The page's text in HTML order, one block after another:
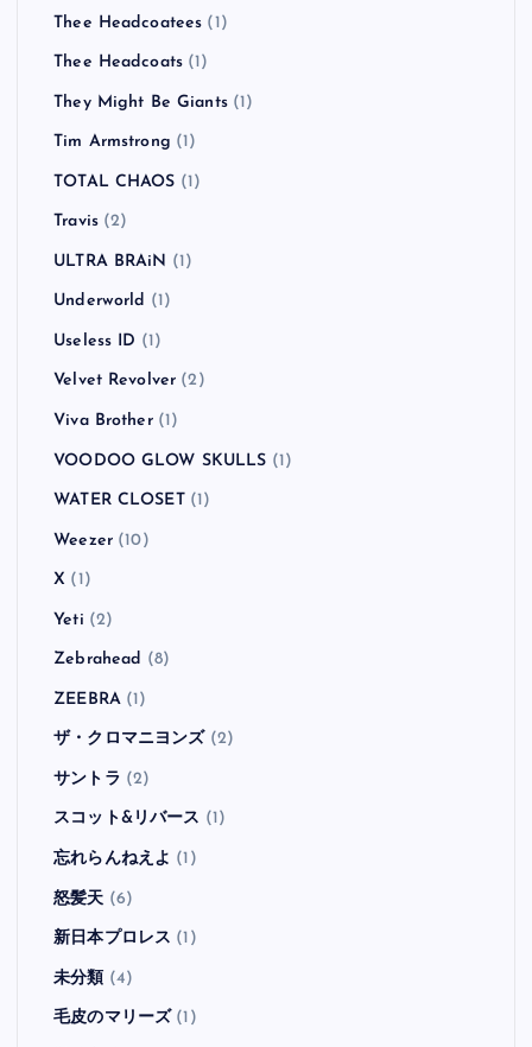
Thee Headcoatees (1)
Thee Headcoats (1)
They Might Be Giants(1)
Tim Armstrong (1)
TOTAL CHAOS (1)
Travis(2)
ULTRA BRAiN (1)
Underworld (1)
Useless ID (1)
Velvet Revolver (2)
Viva Brother(1)
VOODOO GLOW SKULLS (1)
WATER CLOSET(1)
Weezer(10)
X (1)
Yeti (2)
Zebrahead (8)
ZEEBRA(1)
ザ・クロマニヨンズ (2)
サントラ (2)
スコット&リバース (1)
忘れらんねえよ (1)
怒髪天 (6)
新日本プロレス (1)
未分類 (4)
毛皮のマリーズ (1)